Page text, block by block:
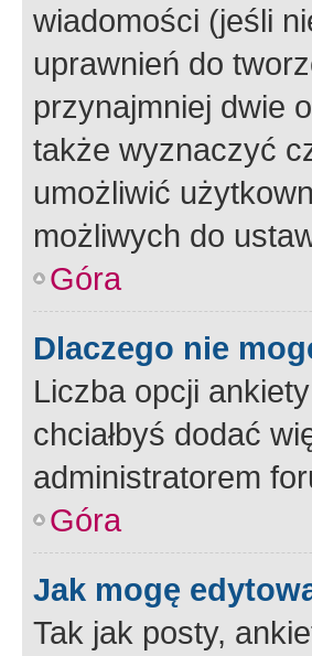
wiadomości (jeśli
uprawnień do
przynajmniej dwie
także wyznaczyć
umożliwić
możliwych do
Góra
Dlaczego nie
Liczba opcji
chciałbyś dodać
administratorem
Góra
Jak mogę
Tak jak posty,